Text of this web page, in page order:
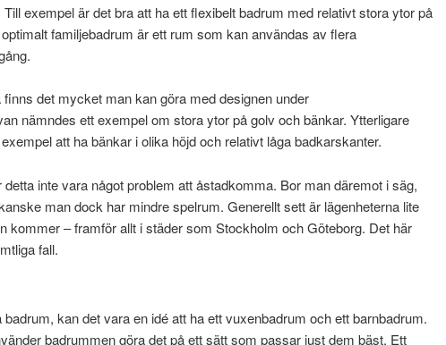
exempel är det bra att ha ett flexibelt badrum med relativt stora ytor på
familjebadrum är ett rum som kan användas av flera
det mycket man kan göra med designen under
nämndes ett exempel om stora ytor på golv och bänkar. Ytterligare
att ha bänkar i olika höjd och relativt låga badkarskanter.
inte vara något problem att åstadkomma. Bor man däremot i säg,
man dock har mindre spelrum. Generellt sett är lägenheterna lite
kommer – framför allt i städer som Stockholm och Göteborg. Det här
fall.
kan det vara en idé att ha ett vuxenbadrum och ett barnbadrum.
badrummen göra det på ett sätt som passar just dem bäst. Ett